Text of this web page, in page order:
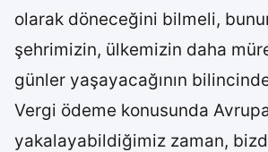
olarak döneceğini bilmeli,
şehrimizin, ülkemizin daha
günler yaşayacağının
Vergi ödeme konusunda
yakalayabildiğimiz zaman,